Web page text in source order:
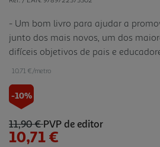
para
a
mesma
página.
- Um bom livro para ajudar a
junto dos mais novos, um dos
difíceis objetivos de pais e
estimula a imaginação das crianças
Obras bem de senhadas para a
se destinam: a linguagem é
são curtos e as ilustrações são
10.71 €/metro
-10%
11,90 €PVP de editor
10,71 €